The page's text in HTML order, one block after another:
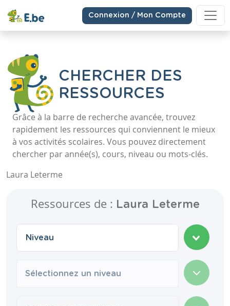
Connexion / Mon Compte
CHERCHER DES
RESSOURCES
Grâce à la barre de recherche avancée, trouvez
rapidement les ressources qui conviennent le mieux
à vos activités scolaires. Vous pouvez directement
chercher par année(s), cours, niveau ou mots-clés.
Laura Leterme
Ressources de : Laura Leterme
Sélectionnez un niveau